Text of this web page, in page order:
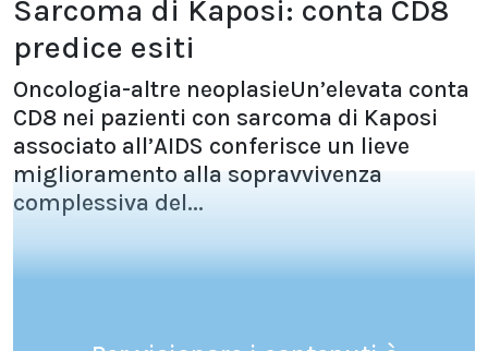
Sarcoma di Kaposi: conta CD8
predice esiti
Oncologia-altre neoplasieUn’elevata conta
CD8 nei pazienti con sarcoma di Kaposi
associato all’AIDS conferisce un lieve
miglioramento alla sopravvivenza
complessiva del...